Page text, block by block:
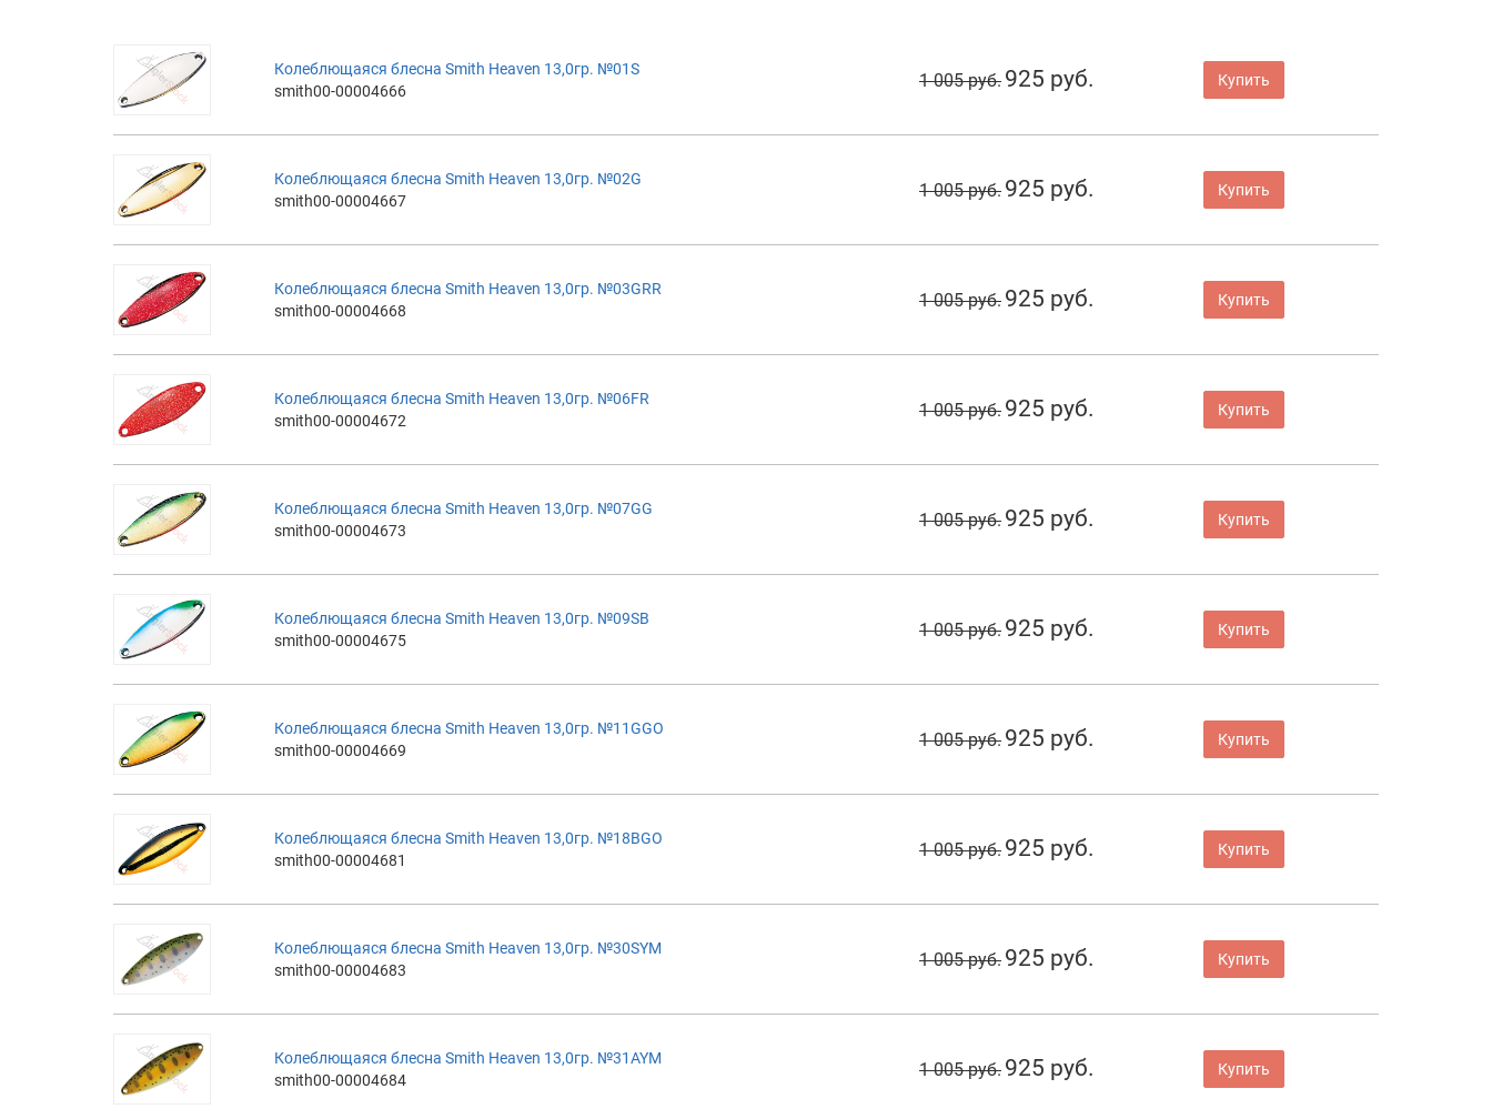
Колеблющаяся блесна Smith Heaven 13,0гр. №01S
smith00-00004666
1 005 руб. 925 руб. Купить
Колеблющаяся блесна Smith Heaven 13,0гр. №02G
smith00-00004667
1 005 руб. 925 руб. Купить
Колеблющаяся блесна Smith Heaven 13,0гр. №03GRR
smith00-00004668
1 005 руб. 925 руб. Купить
Колеблющаяся блесна Smith Heaven 13,0гр. №06FR
smith00-00004672
1 005 руб. 925 руб. Купить
Колеблющаяся блесна Smith Heaven 13,0гр. №07GG
smith00-00004673
1 005 руб. 925 руб. Купить
Колеблющаяся блесна Smith Heaven 13,0гр. №09SB
smith00-00004675
1 005 руб. 925 руб. Купить
Колеблющаяся блесна Smith Heaven 13,0гр. №11GGO
smith00-00004669
1 005 руб. 925 руб. Купить
Колеблющаяся блесна Smith Heaven 13,0гр. №18BGO
smith00-00004681
1 005 руб. 925 руб. Купить
Колеблющаяся блесна Smith Heaven 13,0гр. №30SYM
smith00-00004683
1 005 руб. 925 руб. Купить
Колеблющаяся блесна Smith Heaven 13,0гр. №31AYM
smith00-00004684
1 005 руб. 925 руб. Купить